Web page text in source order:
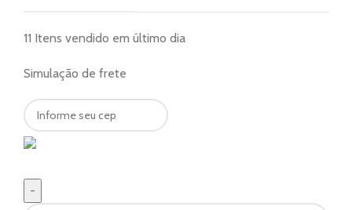
11 Itens vendido em último dia
Simulação de frete